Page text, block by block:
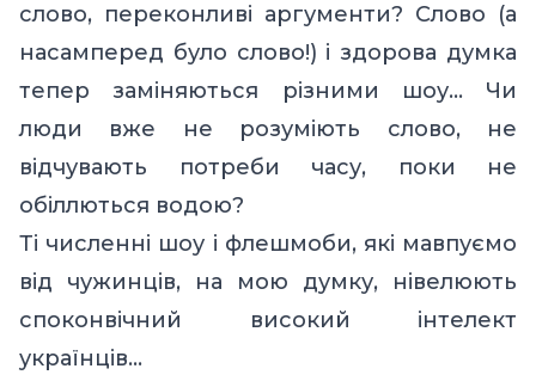
слово, переконливі аргументи? Слово (а
насамперед було слово!) і здорова думка
тепер заміняються різними шоу… Чи
люди вже не розуміють слово, не
відчувають потреби часу, поки не
обіллються водою?
Ті численні шоу і флешмоби, які мавпуємо
від чужинців, на мою думку, нівелюють
споконвічний високий інтелект
українців…